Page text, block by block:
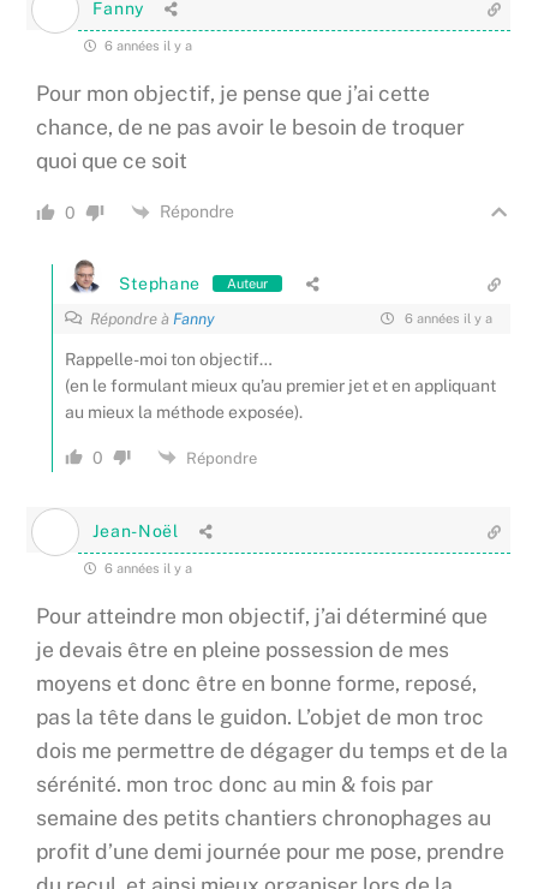
Fanny
6 années il y a
Pour mon objectif, je pense que j’ai cette
chance, de ne pas avoir le besoin de troquer
quoi que ce soit
0 Répondre
Stephane Auteur
Répondre à Fanny 6 années il y a
Rappelle-moi ton objectif…
(en le formulant mieux qu’au premier jet et en appliquant
au mieux la méthode exposée).
0 Répondre
Jean-Noël
6 années il y a
Pour atteindre mon objectif, j’ai déterminé que
je devais être en pleine possession de mes
moyens et donc être en bonne forme, reposé,
pas la tête dans le guidon. L’objet de mon troc
dois me permettre de dégager du temps et de la
sérénité. mon troc donc au min & fois par
semaine des petits chantiers chronophages au
profit d’une demi journée pour me pose, prendre